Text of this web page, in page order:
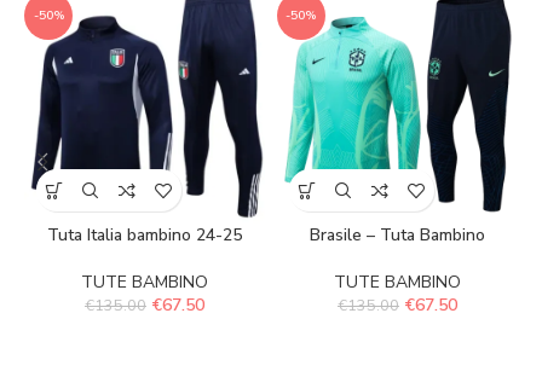
-50%
Tuta Italia bambino 24-25
TUTE BAMBINO
€135.00 €67.50
-50%
Brasile – Tuta Bambino
TUTE BAMBINO
€135.00 €67.50